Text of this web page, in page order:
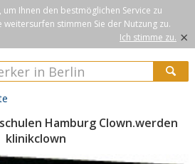
Ihnen den bestmöglichen Service zu
weitersurfen stimmen Sie der Nutzung zu.
Ich stimme zu. ×
Hamburg Clown.werden
klinikclown